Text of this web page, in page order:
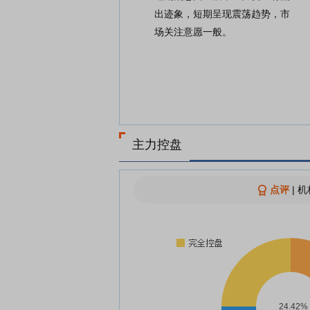
出迹象，短期呈现震荡趋势，市
场关注意愿一般。
主力控盘
点评| 机
24.42%